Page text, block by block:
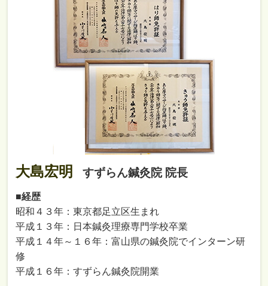
大島宏明 すずらん鍼灸院 院長
■経歴
昭和４３年：東京都足立区生まれ
平成１３年：日本鍼灸理療専門学校卒業
平成１４年～１６年：富山県の鍼灸院でインターン研
修
平成１６年：すずらん鍼灸院開業